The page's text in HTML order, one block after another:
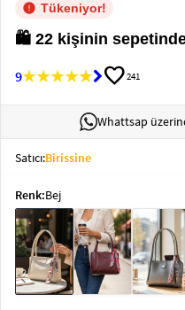
T-Shirt
Ev
Giyimkeyboard_arrow_down
Takımlarkeyboard_arrow_down
Tükeniyor!
🛍️ 22 kişinin
9 favorite241
Whattsap
Satıcı:Birissine
Renk:Bej